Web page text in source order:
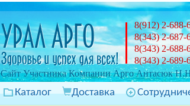
Cайт Участника Компании Арго Антасюк
8(912) 2-688-
8(343) 2-687-
8(343) 2-688-
8(343) 2-689-
Каталог Доставка